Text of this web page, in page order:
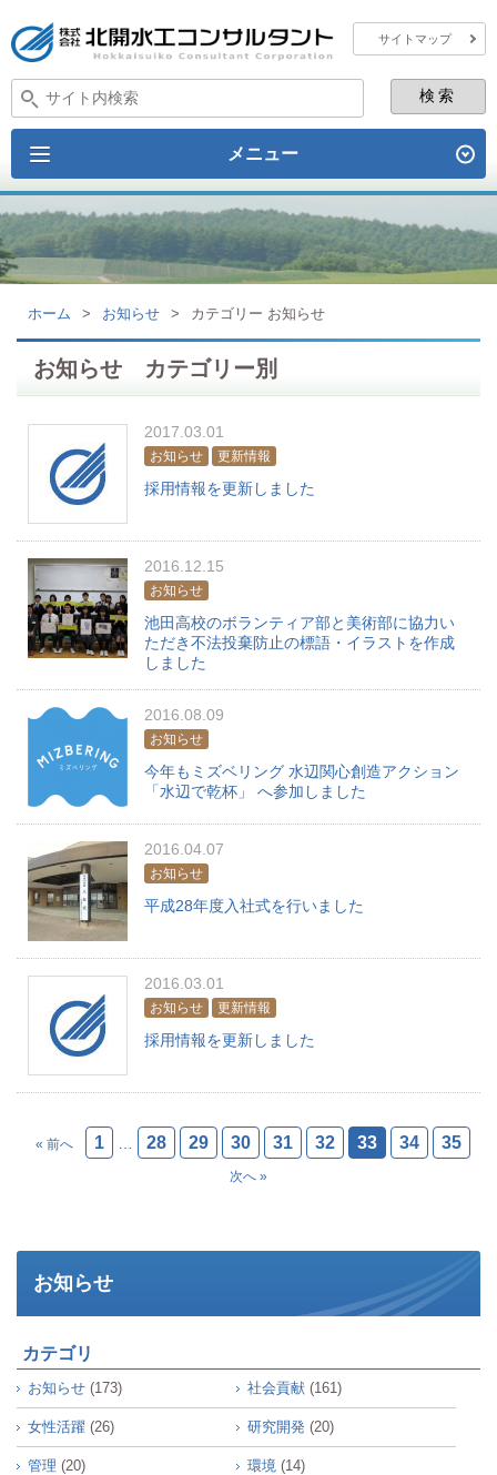
サイトマップ
メニュー
ホーム > お知らせ > カテゴリー お知らせ
お知らせ カテゴリー別
2017.03.01
お知らせ 更新情報
採用情報を更新しました
2016.12.15
お知らせ
池田高校のボランティア部と美術部に協力い
ただき不法投棄防止の標語・イラストを作成
しました
2016.08.09
お知らせ
今年もミズベリング 水辺関心創造アクション
「水辺で乾杯」 へ参加しました
2016.04.07
お知らせ
平成28年度入社式を行いました
2016.03.01
お知らせ 更新情報
採用情報を更新しました
« 前へ 1 28 29 30 31 32 33 34 35
次へ »
お知らせ
カテゴリ
お知らせ (173) 社会貢献 (161)
女性活躍 (26) 研究開発 (20)
管理 (20) 環境 (14)